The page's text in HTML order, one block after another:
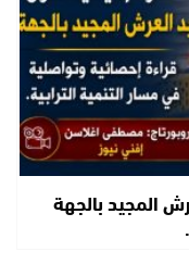
المجيد بالجهة